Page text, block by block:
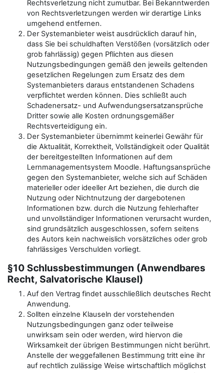
Rechtsverletzung nicht zumutbar. Bei Bekanntwerden
von Rechtsverletzungen werden wir derartige Links
umgehend entfernen.
Der Systemanbieter weist ausdrücklich darauf hin,
dass Sie bei schuldhaften Verstößen (vorsätzlich oder
grob fahrlässig) gegen Pflichten aus diesen
Nutzungsbedingungen gemäß den jeweils geltenden
gesetzlichen Regelungen zum Ersatz des dem
Systemanbieters daraus entstandenen Schadens
verpflichtet werden können. Dies schließt auch
Schadenersatz- und Aufwendungsersatzansprüche
Dritter sowie alle Kosten ordnungsgemäßer
Rechtsverteidigung ein.
Der Systemanbieter übernimmt keinerlei Gewähr für
die Aktualität, Korrektheit, Vollständigkeit oder Qualität
der bereitgestellten Informationen auf dem
Lernmanagementsystem Moodle. Haftungsansprüche
gegen den Systemanbieter, welche sich auf Schäden
materieller oder ideeller Art beziehen, die durch die
Nutzung oder Nichtnutzung der dargebotenen
Informationen bzw. durch die Nutzung fehlerhafter
und unvollständiger Informationen verursacht wurden,
sind grundsätzlich ausgeschlossen, sofern seitens
des Autors kein nachweislich vorsätzliches oder grob
fahrlässiges Verschulden vorliegt.
§10 Schlussbestimmungen (Anwendbares
Recht, Salvatorische Klausel)
Auf den Vertrag findet ausschließlich deutsches Recht
Anwendung.
Sollten einzelne Klauseln der vorstehenden
Nutzungsbedingungen ganz oder teilweise
unwirksam sein oder werden, wird hiervon die
Wirksamkeit der übrigen Bestimmungen nicht berührt.
Anstelle der weggefallenen Bestimmung tritt eine ihr
auf rechtlich zulässige Weise wirtschaftlich möglichst